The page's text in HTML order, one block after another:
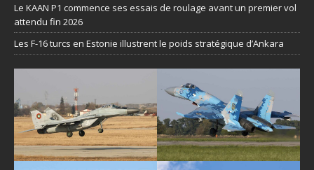
Le KAAN P1 commence ses essais de roulage avant un premier vol
attendu fin 2026
Les F-16 turcs en Estonie illustrent le poids stratégique d’Ankara